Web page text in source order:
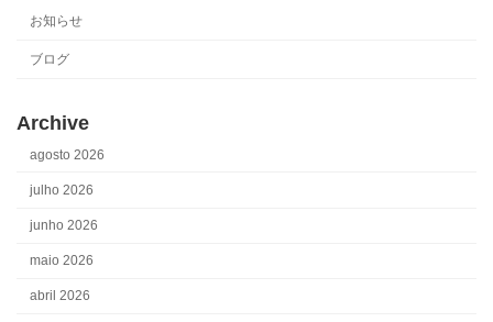
お知らせ
ブログ
Archive
agosto 2026
julho 2026
junho 2026
maio 2026
abril 2026